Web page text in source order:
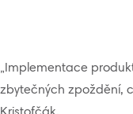
„Implementace
zbytečných zpoždění,